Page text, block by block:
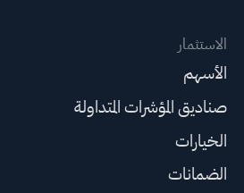
الاستثمار
الأسهم
صناديق المؤشرات المتداولة
الخيارات
الضمانات